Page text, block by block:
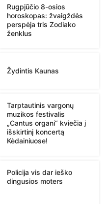
Rugpjūčio 8-osios
horoskopas: žvaigždės
perspėja tris Zodiako
ženklus
Žydintis Kaunas
Tarptautinis vargonų
muzikos festivalis
„Cantus organi“ kviečia į
išskirtinį koncertą
Kėdainiuose!
Policija vis dar ieško
dingusios moters